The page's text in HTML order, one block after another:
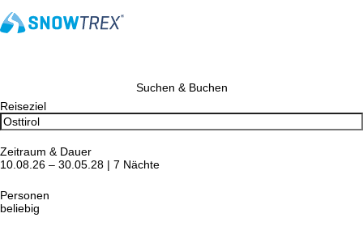
Suchen & Buchen
Reiseziel
Zeitraum & Dauer
10.08.26 – 30.05.28 | 7 Nächte
Personen
beliebig